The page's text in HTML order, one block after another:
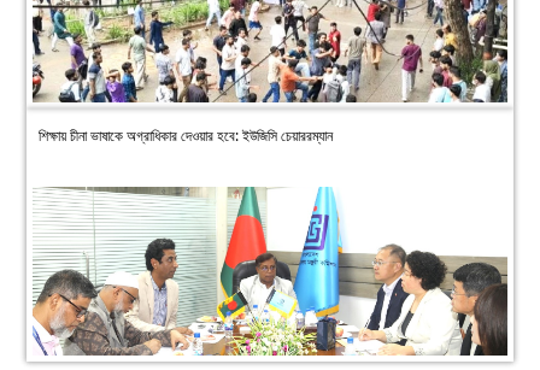
শিক্ষায় চীনা ভাষাকে অগ্রাধিকার দেওয়ার হবে: ইউজিসি চেয়াররম্যান